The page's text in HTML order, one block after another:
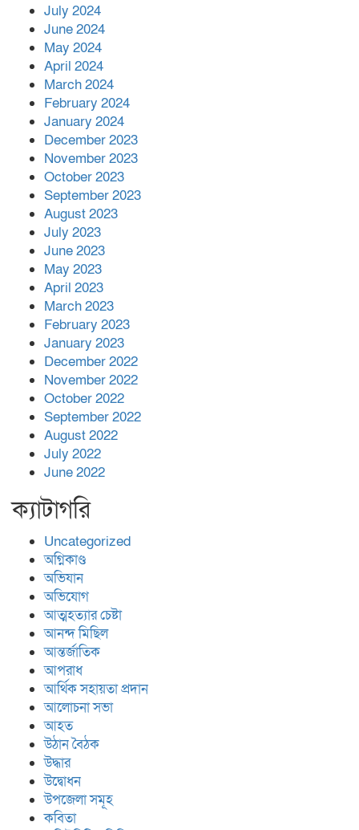
July 2024
June 2024
May 2024
April 2024
March 2024
February 2024
January 2024
December 2023
November 2023
October 2023
September 2023
August 2023
July 2023
June 2023
May 2023
April 2023
March 2023
February 2023
January 2023
December 2022
November 2022
October 2022
September 2022
August 2022
July 2022
June 2022
ক্যাটাগরি
Uncategorized
অগ্নিকাণ্ড
অভিযান
অভিযোগ
আত্মহত্যার চেষ্টা
আনন্দ মিছিল
আন্তর্জাতিক
আপরাধ
আর্থিক সহায়তা প্রদান
আলোচনা সভা
আহত
উঠান বৈঠক
উদ্ধার
উদ্বোধন
উপজেলা সমূহ
কবিতা